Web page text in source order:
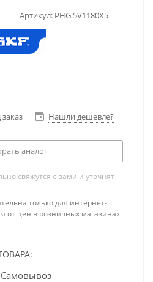
Артикул: PHG 5V1180X5
Нашли дешевле?
аналог
свяжутся с вами и уточнят
только для интернет-
от цен в розничных магазинах
Самовывоз